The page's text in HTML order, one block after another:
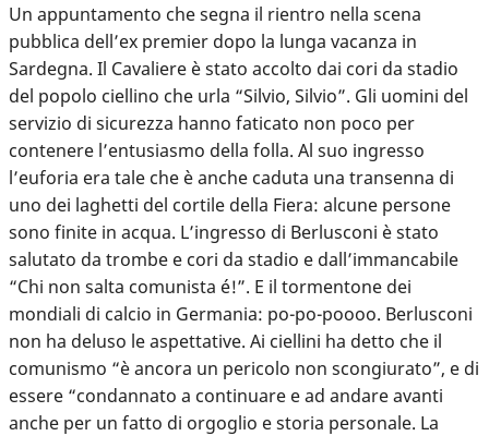
Un appuntamento che segna il rientro nella scena
pubblica dell’ex premier dopo la lunga vacanza in
Sardegna. Il Cavaliere è stato accolto dai cori da stadio
del popolo ciellino che urla “Silvio, Silvio”. Gli uomini del
servizio di sicurezza hanno faticato non poco per
contenere l’entusiasmo della folla. Al suo ingresso
l’euforia era tale che è anche caduta una transenna di
uno dei laghetti del cortile della Fiera: alcune persone
sono finite in acqua. L’ingresso di Berlusconi è stato
salutato da trombe e cori da stadio e dall’immancabile
“Chi non salta comunista é!”. E il tormentone dei
mondiali di calcio in Germania: po-po-poooo. Berlusconi
non ha deluso le aspettative. Ai ciellini ha detto che il
comunismo “è ancora un pericolo non scongiurato”, e di
essere “condannato a continuare e ad andare avanti
anche per un fatto di orgoglio e storia personale. La